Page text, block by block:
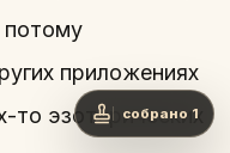
потому
приложениях
то эзотерических
собрано 1